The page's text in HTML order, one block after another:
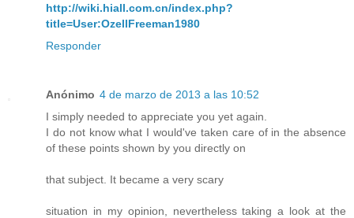
http://wiki.hiall.com.cn/index.php?
title=User:OzellFreeman1980
Responder
Anónimo 4 de marzo de 2013 a las 10:52
I simply needed to appreciate you yet again.
I do not know what I would've taken care of in the absence
of these points shown by you directly on
that subject. It became a very scary
situation in my opinion, nevertheless taking a look at the